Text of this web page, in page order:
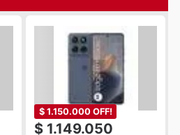
$ 1.150.000 OFF!
$ 1.149.050